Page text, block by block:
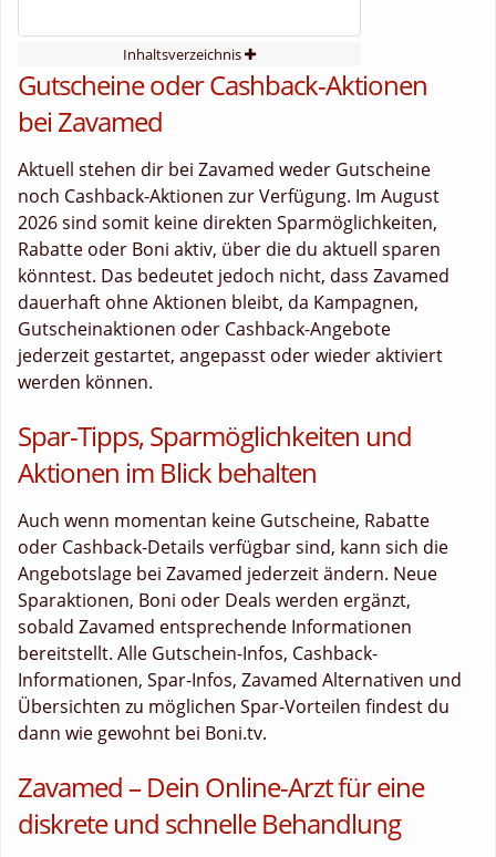
Inhaltsverzeichnis
Gutscheine oder Cashback-Aktionen
bei Zavamed
Aktuell stehen dir bei Zavamed weder Gutscheine
noch Cashback-Aktionen zur Verfügung. Im August
2026 sind somit keine direkten Sparmöglichkeiten,
Rabatte oder Boni aktiv, über die du aktuell sparen
könntest. Das bedeutet jedoch nicht, dass Zavamed
dauerhaft ohne Aktionen bleibt, da Kampagnen,
Gutscheinaktionen oder Cashback-Angebote
jederzeit gestartet, angepasst oder wieder aktiviert
werden können.
Spar-Tipps, Sparmöglichkeiten und
Aktionen im Blick behalten
Auch wenn momentan keine Gutscheine, Rabatte
oder Cashback-Details verfügbar sind, kann sich die
Angebotslage bei Zavamed jederzeit ändern. Neue
Sparaktionen, Boni oder Deals werden ergänzt,
sobald Zavamed entsprechende Informationen
bereitstellt. Alle Gutschein-Infos, Cashback-
Informationen, Spar-Infos, Zavamed Alternativen und
Übersichten zu möglichen Spar-Vorteilen findest du
dann wie gewohnt bei Boni.tv.
Zavamed – Dein Online-Arzt für eine
diskrete und schnelle Behandlung